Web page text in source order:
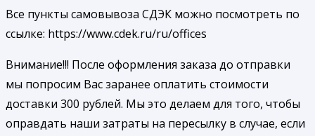
Все пункты самовывоза СДЭК можно посмотреть по
ссылке: https://www.cdek.ru/ru/offices
Внимание!!! После оформления заказа до отправки
мы попросим Вас заранее оплатить стоимости
доставки 300 рублей. Мы это делаем для того, чтобы
оправдать наши затраты на пересылку в случае, если